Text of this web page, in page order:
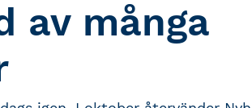
av många